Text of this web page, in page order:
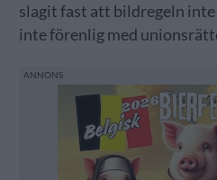
slagit fast att bildregeln
inte förenlig med